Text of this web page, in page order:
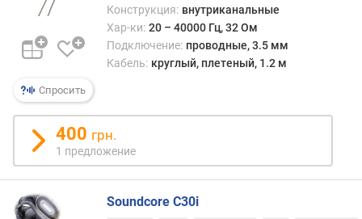
т
(
Г
)
а
с
.
ч
Спросить
Конструкция: внутриканальные
Хар-ки: 20 – 40000 Гц, 32 Ом
Подключение: проводные, 3.5 мм
Кабель: круглый, плетеный, 1.2 м
400 грн.
1 предложение
Soundcore C30i